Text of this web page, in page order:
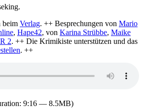
beim Verlag. ++ Besprechungen von Mario
, Hape42, von Karina Strübbe, Maike
2. ++ Die Krimikiste unterstützen und das
. ++
9:16 — 8.5MB)